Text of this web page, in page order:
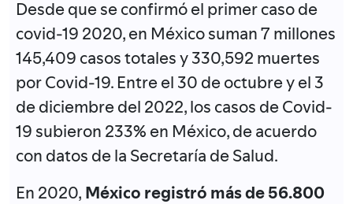
Desde que se confirmó el primer caso de
covid-19 2020, en México suman 7 millones
145,409 casos totales y 330,592 muertes
por Covid-19. Entre el 30 de octubre y el 3
de diciembre del 2022, los casos de Covid-
19 subieron 233% en México, de acuerdo
con datos de la Secretaría de Salud.
En 2020, México registró más de 56.800